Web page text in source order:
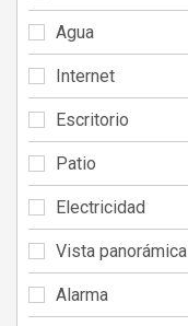
Agua
Internet
Escritorio
Patio
Electricidad
Vista panorámica
Alarma